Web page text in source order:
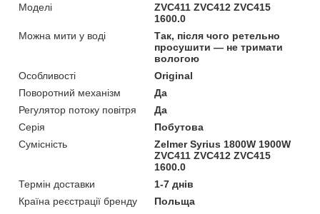
Моделі
ZVC411 ZVC412 ZVC415
1600.0
Можна мити у воді
Так, після чого ретельно
просушити — не тримати
вологою
Особливості
Original
Поворотний механізм
Да
Регулятор потоку повітря
Да
Серія
Побутова
Сумісність
Zelmer Syrius 1800W 1900W
ZVC411 ZVC412 ZVC415
1600.0
Термін доставки
1-7 днів
Країна реєстрації бренду
Польща